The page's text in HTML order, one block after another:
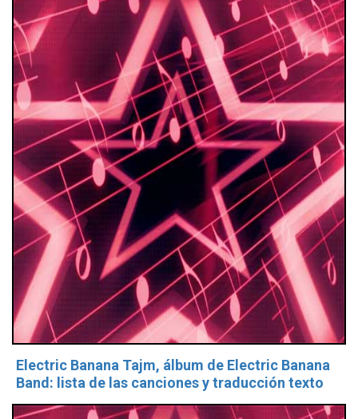
Electric Banana Tajm, álbum de Electric Banana
Band: lista de las canciones y traducción texto